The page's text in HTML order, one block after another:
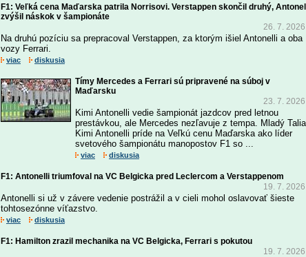
F1: Veľká cena Maďarska patrila Norrisovi. Verstappen skončil druhý,
zvýšil náskok v šampionáte
26. 7. 2026
Na druhú pozíciu sa prepracoval Verstappen, za ktorým išiel Antonelli a oba
vozy Ferrari.
viac diskusia
Tímy Mercedes a Ferrari sú pripravené na súboj v
Maďarsku
23. 7. 2026
Kimi Antonelli vedie šampionát jazdcov pred letnou
prestávkou, ale Mercedes nezľavuje z tempa. Mladý
Kimi Antonelli príde na Veľkú cenu Maďarska ako líder
svetového šampionátu manopostov F1 so ...
viac diskusia
F1: Antonelli triumfoval na VC Belgicka pred Leclercom a Verstappenom
19. 7. 2026
Antonelli si už v závere vedenie postrážil a v cieli mohol oslavovať šieste
tohtosezónne víťazstvo.
viac diskusia
F1: Hamilton zrazil mechanika na VC Belgicka, Ferrari s pokutou
19. 7. 2026